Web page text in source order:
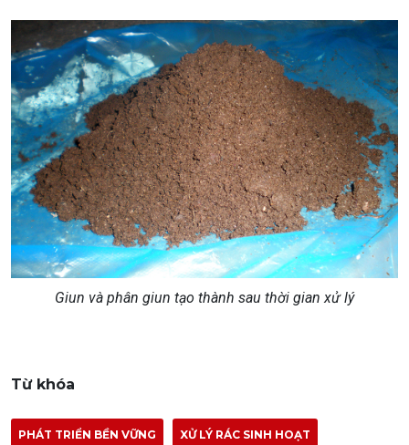
Giun và phân giun tạo thành sau thời gian xử lý
Từ khóa
PHÁT TRIỂN BỀN VỮNG XỬ LÝ RÁC SINH HOẠT